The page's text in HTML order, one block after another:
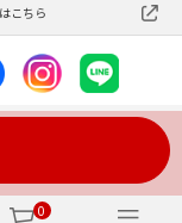
0
こちら